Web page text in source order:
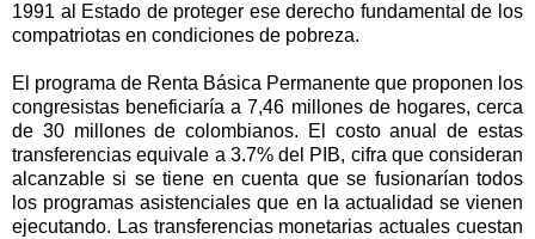
1991 al Estado de proteger ese derecho fundamental de los
compatriotas en condiciones de pobreza.
El programa de Renta Básica Permanente que proponen los
congresistas beneficiaría a 7,46 millones de hogares, cerca
de 30 millones de colombianos. El costo anual de estas
transferencias equivale a 3.7% del PIB, cifra que consideran
alcanzable si se tiene en cuenta que se fusionarían todos
los programas asistenciales que en la actualidad se vienen
ejecutando. Las transferencias monetarias actuales cuestan